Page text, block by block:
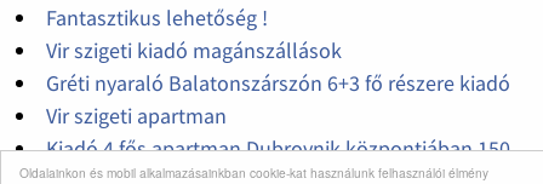
Oldalainkon és mobil alkalmazásainkban cookie-kat használunk felhasználói élmény
Fantasztikus lehetőség !
Vir szigeti kiadó magánszállások
Gréti nyaraló Balatonszárszón 6+3 fő részere kiadó
Vir szigeti apartman
Kiadó 4 fős apartman Dubrovnik központjában,150